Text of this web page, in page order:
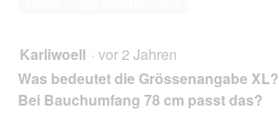
Karliwoell · vor 2 Jahren
Was bedeutet die Grössenangabe XL?
Bei Bauchumfang 78 cm passt das?